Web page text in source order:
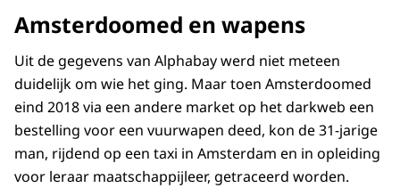
Amsterdoomed en wapens
Uit de gegevens van Alphabay werd niet meteen
duidelijk om wie het ging. Maar toen Amsterdoomed
eind 2018 via een andere market op het darkweb een
bestelling voor een vuurwapen deed, kon de 31-jarige
man, rijdend op een taxi in Amsterdam en in opleiding
voor leraar maatschappijleer, getraceerd worden.